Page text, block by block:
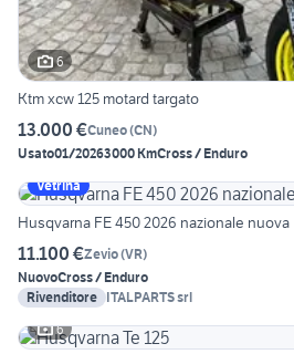
6
Ktm xcw 125 motard targato
13.000 €Cuneo(CN)
Usato01/20263000 KmCross / Enduro
Vetrina
Husqvarna FE 450 2026 nazionale nuova
11.100 €Zevio(VR)
NuovoCross / Enduro
Rivenditore ITALPARTS srl
6